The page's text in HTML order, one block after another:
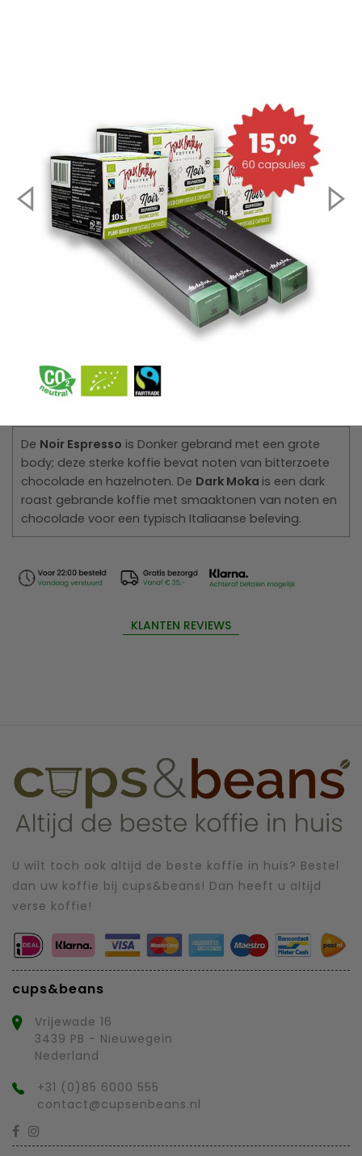
15,00
(2,50 p/s)
Aantal
- +
In winkelwagen
Geschikt
Herkomst Merk
De Noir Espresso is Donker gebrand met een grote
body; deze sterke koffie bevat noten van bitterzoete
chocolade en hazelnoten. De Dark Moka is een dark
roast gebrande koffie met smaaktonen van noten en
chocolade voor een typisch Italiaanse beleving.
KLANTEN REVIEWS
U wilt toch ook altijd de beste koffie in huis? Bestel
dan uw koffie bij cups&beans! Dan heeft u altijd
verse koffie!
cups&beans
Vrijewade 16
3439 PB - Nieuwegein
Nederland
+31 (0)85 6000 555
contact@cupsenbeans.nl